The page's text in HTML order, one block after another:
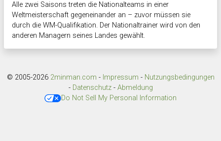
Alle zwei Saisons treten die Nationalteams in einer
Weltmeisterschaft gegeneinander an – zuvor müssen sie
durch die WM-Qualifikation. Der Nationaltrainer wird von den
anderen Managern seines Landes gewählt.
© 2005-2026 2minman.com - Impressum - Nutzungsbedingungen
- Datenschutz- Abmeldung
Do Not Sell My Personal Information